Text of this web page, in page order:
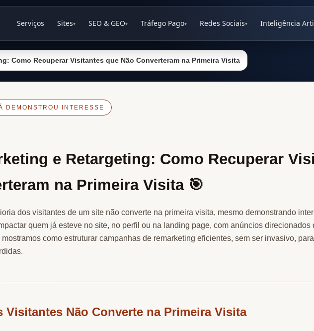
Serviços Sites▾ SEO & GEO▾ Tráfego Pago▾ Redes Sociais▾ Inteligência
Como Recuperar Visitantes que Não Converteram na Primeira Visita
DEMONSTROU INTERESSE
e Retargeting: Como Recuperar
na Primeira Visita 🎯
dos visitantes de um site não converte na primeira visita, mesmo demonstrando
quem já esteve no site, no perfil ou na landing page, com anúncios
mostramos como estruturar campanhas de remarketing eficientes, sem ser invasivo,
Visitantes Não Converte na Primeira Visita